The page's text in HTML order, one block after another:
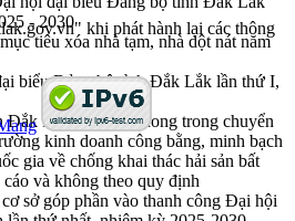
- 2030
tiêu xóa nhà tạm, nhà dột nát năm
biểu Đảng bộ tỉnh Đắk Lắk lần thứ I,
Đắk Lắk cần tiên phong trong chuyển
kinh doanh công bằng, minh bạch
gia về chống khai thác hải sản bất
và không theo quy định
sở góp phần vào thanh công Đại hội
khi phát hành lại các thông